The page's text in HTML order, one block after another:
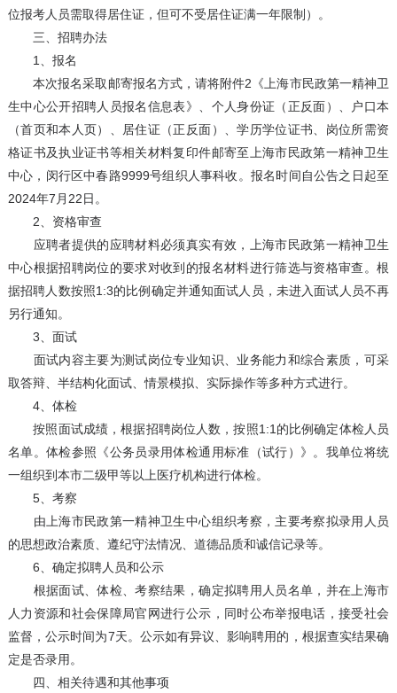
位报考人员需取得居住证，但可不受居住证满一年限制）。
三、招聘办法
1、报名
本次报名采取邮寄报名方式，请将附件2《上海市民政第一精神卫
生中心公开招聘人员报名信息表》、个人身份证（正反面）、户口本
（首页和本人页）、居住证（正反面）、学历学位证书、岗位所需资
格证书及执业证书等相关材料复印件邮寄至上海市民政第一精神卫生
中心，闵行区中春路9999号组织人事科收。报名时间自公告之日起至
2024年7月22日。
2、资格审查
应聘者提供的应聘材料必须真实有效，上海市民政第一精神卫生
中心根据招聘岗位的要求对收到的报名材料进行筛选与资格审查。根
据招聘人数按照1:3的比例确定并通知面试人员，未进入面试人员不再
另行通知。
3、面试
面试内容主要为测试岗位专业知识、业务能力和综合素质，可采
取答辩、半结构化面试、情景模拟、实际操作等多种方式进行。
4、体检
按照面试成绩，根据招聘岗位人数，按照1:1的比例确定体检人员
名单。体检参照《公务员录用体检通用标准（试行）》。我单位将统
一组织到本市二级甲等以上医疗机构进行体检。
5、考察
由上海市民政第一精神卫生中心组织考察，主要考察拟录用人员
的思想政治素质、遵纪守法情况、道德品质和诚信记录等。
6、确定拟聘人员和公示
根据面试、体检、考察结果，确定拟聘用人员名单，并在上海市
人力资源和社会保障局官网进行公示，同时公布举报电话，接受社会
监督，公示时间为7天。公示如有异议、影响聘用的，根据查实结果确
定是否录用。
四、相关待遇和其他事项